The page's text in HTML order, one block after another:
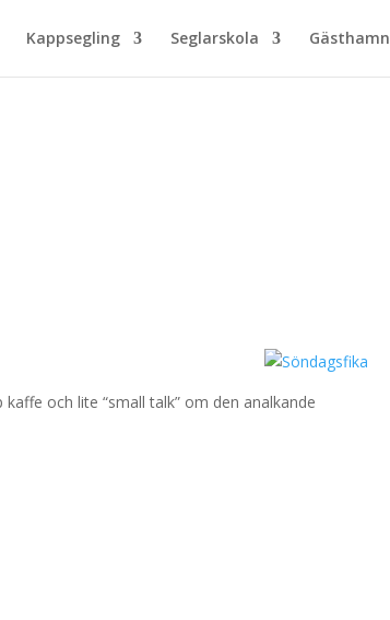
Kappsegling Seglarskola Gästhamn
och lite “small talk” om den analkande